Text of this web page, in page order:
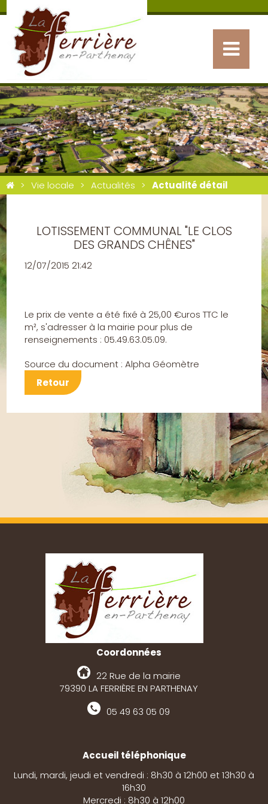
Vie locale Actualités Actualité détail
LOTISSEMENT COMMUNAL "LE CLOS
DES GRANDS CHÊNES"
12/07/2015 21:42
Leprix de vente a été fixé à 25,00 €uros TTC le
m², s'adresser à la mairie pour plus de
renseignements : 05.49.63.05.09.
Source du document : Alpha Géomètre
Retour
Coordonnées
22 Rue de la mairie
79390 LA FERRIÈRE EN PARTHENAY
05 49 63 05 09
Accueil téléphonique
Lundi, mardi, jeudi et vendredi : 8h30 à 12h00 et 13h30 à
16h30
Mercredi : 8h30 à 12h00